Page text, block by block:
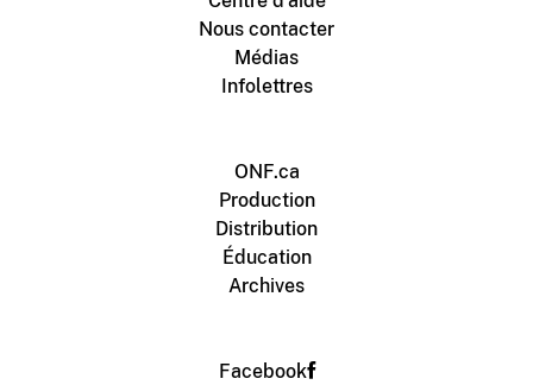
Nous contacter
Médias
Infolettres
ONF.ca
Production
Distribution
Éducation
Archives
Facebook